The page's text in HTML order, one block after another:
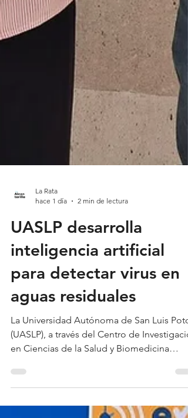
La Rata
hace 1 día
2 min de lectura
UASLP desarrolla
inteligencia artificial
para detectar virus en
aguas residuales
La Universidad Autónoma de San Luis
(UASLP), a través del Centro de
(CICSaB), impulsa un proyecto de